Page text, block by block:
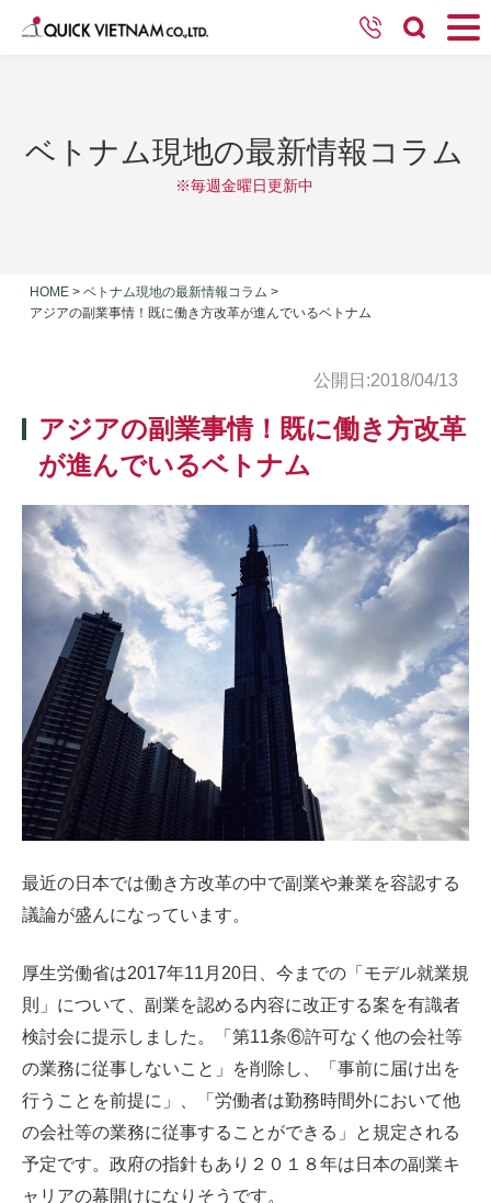
ベトナム現地の最新情報コラム
※毎週金曜日更新中
HOME > ベトナム現地の最新情報コラム >
アジアの副業事情！既に働き方改革が進んでいるベトナム
公開日:2018/04/13
アジアの副業事情！既に働き方改革
が進んでいるベトナム
最近の日本では働き方改革の中で副業や兼業を容認する
議論が盛んになっています。
厚生労働省は2017年11月20日、今までの「モデル就業規
則」について、副業を認める内容に改正する案を有識者
検討会に提示しました。「第11条⑥許可なく他の会社等
の業務に従事しないこと」を削除し、「事前に届け出を
行うことを前提に」、「労働者は勤務時間外において他
の会社等の業務に従事することができる」と規定される
予定です。政府の指針もあり２０１８年は日本の副業キ
ャリアの幕開けになりそうです。